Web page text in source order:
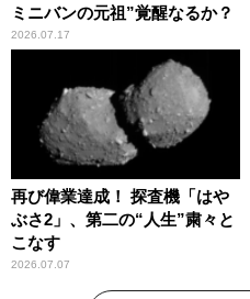
ミニバンの元祖”覚醒なるか？
2026.07.17
再び偉業達成！ 探査機「はや
ぶさ2」、第二の“人生”粛々と
こなす
2026.07.07